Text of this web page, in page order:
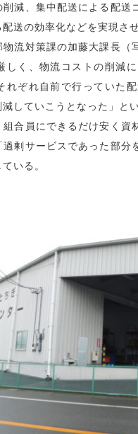
減、集中配送による配
送の効率化などを実現させ
流対策課の加藤大課長（
しく、物流コストの削減
れぞれ自前で行っていた
していこうとなった」とい
合員にできるだけ安く資
剰サービスであった部分
いる。